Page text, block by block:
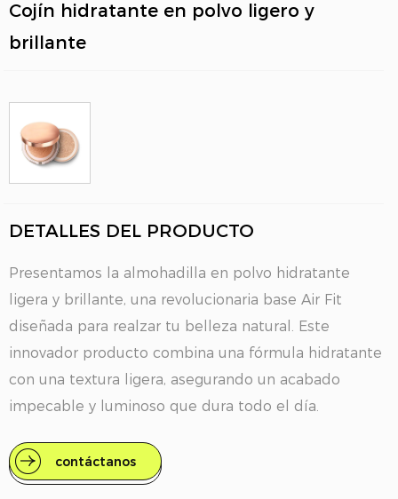
Cojín hidratante en polvo ligero y
brillante
DETALLES DEL PRODUCTO
Presentamos la almohadilla en polvo hidratante
ligera y brillante, una revolucionaria base Air Fit
diseñada para realzar tu belleza natural. Este
innovador producto combina una fórmula hidratante
con una textura ligera, asegurando un acabado
impecable y luminoso que dura todo el día.
Características clave:
Cobertura fina y suave: la base ofrece una aplicación
contáctanos